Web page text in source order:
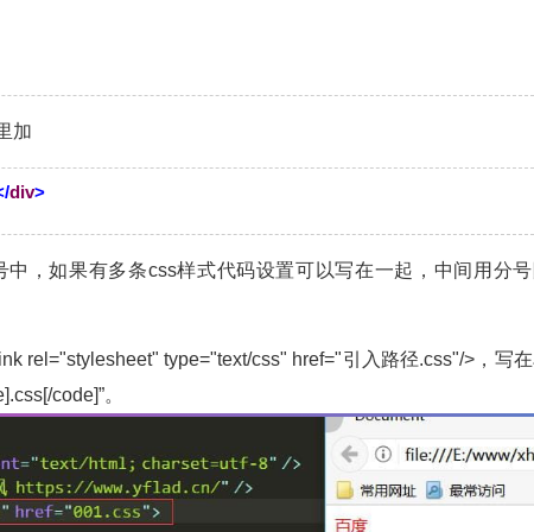
加
div>
，如果有多条css样式代码设置可以写在一起，中间用分
rel="stylesheet" type="text/css" href="引入路径.css"/>，写
code]”。